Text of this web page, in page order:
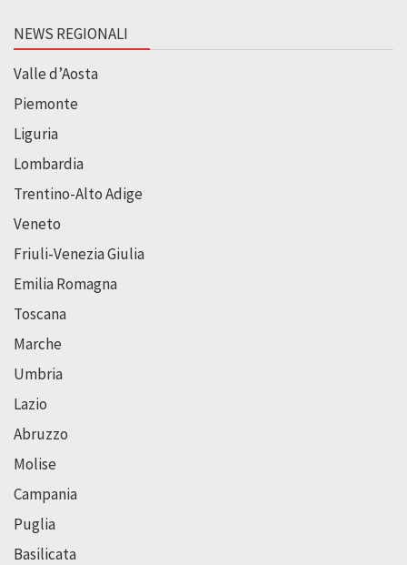
NEWS REGIONALI
Valle d’Aosta
Piemonte
Liguria
Lombardia
Trentino-Alto Adige
Veneto
Friuli-Venezia Giulia
Emilia Romagna
Toscana
Marche
Umbria
Lazio
Abruzzo
Molise
Campania
Puglia
Basilicata